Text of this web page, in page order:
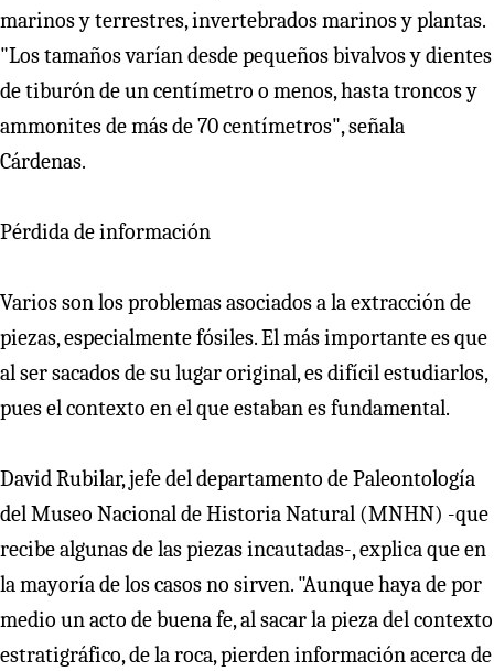
marinos y terrestres, invertebrados marinos y plantas.
"Los tamaños varían desde pequeños bivalvos y dientes
de tiburón de un centímetro o menos, hasta troncos y
ammonites de más de 70 centímetros", señala
Cárdenas.
Pérdida de información
Varios son los problemas asociados a la extracción de
piezas, especialmente fósiles. El más importante es que
al ser sacados de su lugar original, es difícil estudiarlos,
pues el contexto en el que estaban es fundamental.
David Rubilar, jefe del departamento de Paleontología
del Museo Nacional de Historia Natural (MNHN) -que
recibe algunas de las piezas incautadas-, explica que en
la mayoría de los casos no sirven. "Aunque haya de por
medio un acto de buena fe, al sacar la pieza del contexto
estratigráfico, de la roca, pierden información acerca de